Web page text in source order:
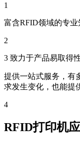
1
富含RFID领域的专业
2
3 致力于产品易取得
提供一站式服务，有
求发生变化，也能提
4
RFID打印机应